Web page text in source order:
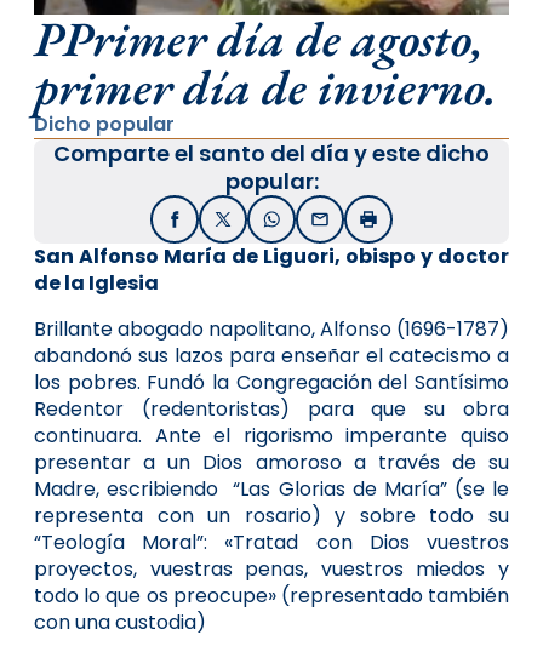
PPrimer día de agosto,
primer día de invierno.
Dicho popular
Comparte el santo del día y este dicho
popular:
FacebookX / TwitterWhatsApp
EmailImprimir
San Alfonso María de Liguori, obispo y doctor
de la Iglesia
Brillante abogado napolitano, Alfonso (1696-1787)
abandonó sus lazos para enseñar el catecismo a
los pobres. Fundó la Congregación del Santísimo
Redentor (redentoristas) para que su obra
continuara. Ante el rigorismo imperante quiso
presentar a un Dios amoroso a través de su
Madre, escribiendo “Las Glorias de María” (se le
representa con un rosario) y sobre todo su
“Teología Moral”: «Tratad con Dios vuestros
proyectos, vuestras penas, vuestros miedos y
todo lo que os preocupe» (representado también
con una custodia)